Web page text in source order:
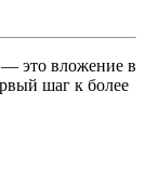
это вложение в
шаг к более